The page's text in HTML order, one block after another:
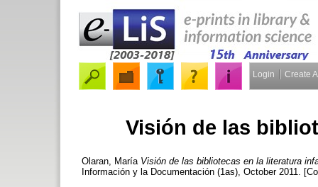
Login Create
Visión de las
Olaran, María Visión de las bibliotecas en la literatura
Información y la Documentación (1as), October 2011.